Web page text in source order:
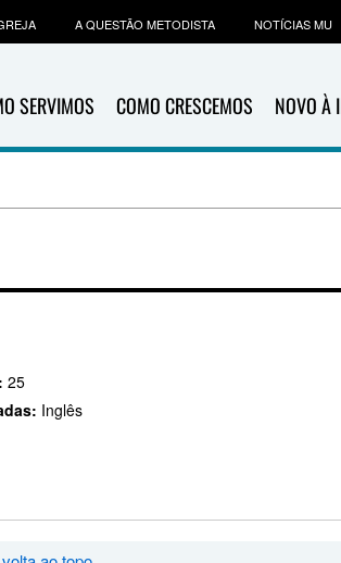
SERVIMOS COMO CRESCEMOS NOVO À
A QUESTÃO METODISTA NOTÍCIAS MU
25
Inglês